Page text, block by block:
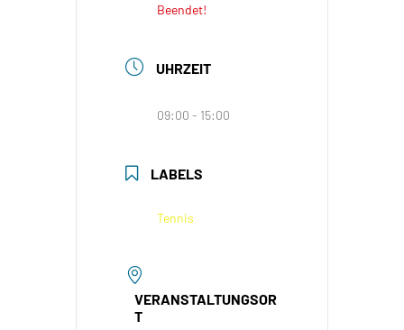
Beendet!
UHRZEIT
09:00 - 15:00
LABELS
Tennis
VERANSTALTUNGSOR
T